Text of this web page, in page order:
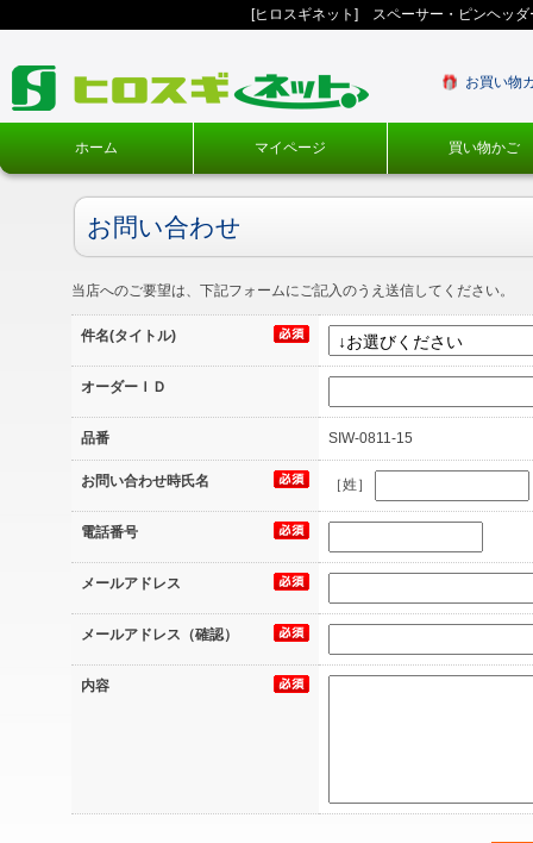
[ヒロスギネット] スペーサー・ピンヘッ
お買い物
ホーム マイページ 買い物かご
お問い合わせ
当店へのご要望は、下記フォームにご記入のうえ送信してください。
件名(タイトル)
オーダーＩＤ
品番 SIW-0811-15
お問い合わせ時氏名 ［姓］
電話番号
メールアドレス
メールアドレス（確認）
内容